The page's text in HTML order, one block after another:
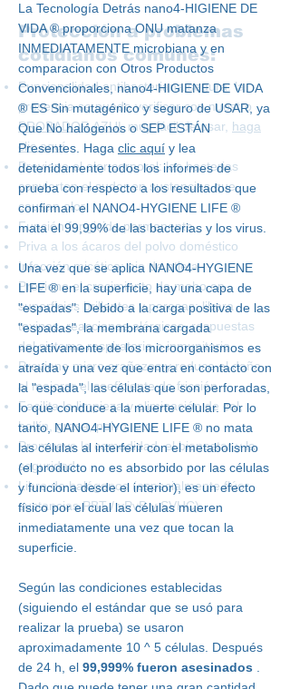
Protección a problemas
cotidianos comunes:
Funcionalidad antibacteriana segura: la
presencia se puede verificar con nuestro
PROBADOR AZULmuy fácil de usar, haga
clic aquí
Previene el olor corporal: las bacterias
convierten el sudor en sustancias que
causan olor
Función fungicida permanente
Priva a los ácaros del polvo doméstico
Infección micótica: pie de atleta
Previene el crecimiento de moho en
superficies brillantes y porosas: libera
toxinas, reacciones alérgicas, respuestas
del sistema respiratorio o inmunitario
Previene micro arañazos y reduce el daño
al mejorar el coeficiente de fricción
Facilita la limpieza y eliminación de cal,
hollín, grasa, polvo, etc.
Promueve la comodidad, el bienestar y la
seguridad.
Libre de halógenos (especialmente flúor,
sustancias PBT / vPvB y SVHC)
La Tecnología Detrás nano4-HIGIENE DE
VIDA®proporciona ONU matanza
INMEDIATAMENTE microbiana y en
comparacion con Otros Productos
Convencionales, nano4-HIGIENE DE VIDA
®ES Sin mutagénico y seguro de USAR, ya
Que No halógenos o SEP ESTÁN
Presentes. Haga clic aquí y lea
detenidamente todos los informes de
prueba con respecto a los resultados que
confirman el NANO4-HYGIENE LIFE ®
mata el 99,99% de las bacterias y los virus.
Una vez que se aplica NANO4-HYGIENE
LIFE®en la superficie, hay una capa de
"espadas". Debido a la carga positiva de las
"espadas", la membrana cargada
negativamente de los microorganismos es
atraída y una vez que entra en contacto con
la "espada", las células que son perforadas,
lo que conduce a la muerte celular. Por lo
tanto, NANO4-HYGIENE LIFE ® no mata
las células al interferir con el metabolismo
(el producto no es absorbido por las células
y funciona desde el interior), es un efecto
físico por el cual las células mueren
inmediatamente una vez que tocan la
superficie.
Según las condiciones establecidas
(siguiendo el estándar que se usó para
realizar la prueba) se usaron
aproximadamente 10 ^ 5 células. Después
de 24 h, el 99,999% fueron asesinados